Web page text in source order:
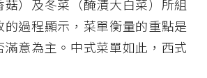
）及冬菜（醃漬大白菜）所組
的過程顯示，菜單衡量的重點是
滿意為主。中式菜單如此，西式